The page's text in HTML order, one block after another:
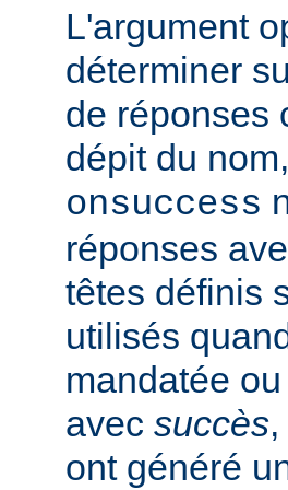
L'argument
déterminer
de réponses
dépit du
onsuccess
réponses
têtes définis
utilisés
mandatée
avec succès
ont généré